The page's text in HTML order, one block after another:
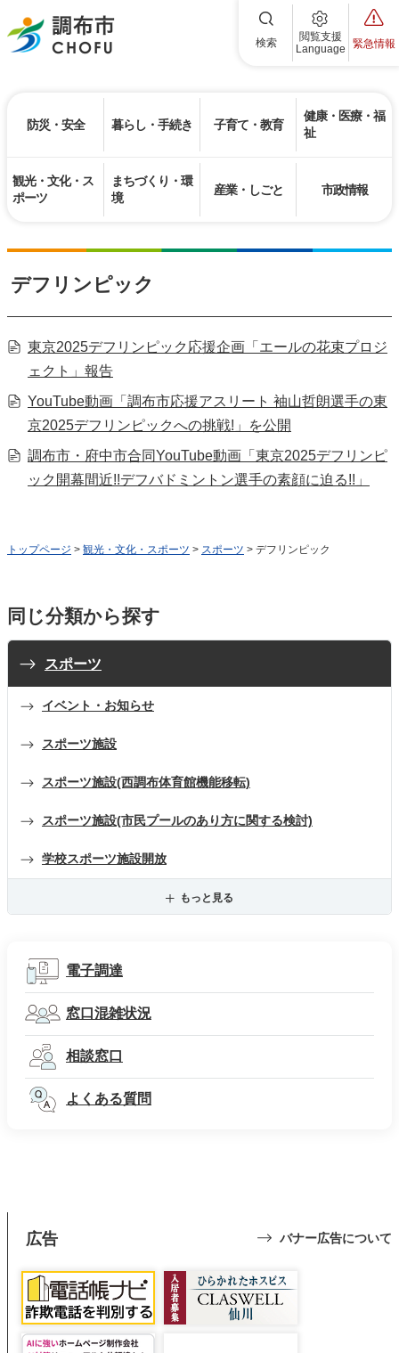
調布市 検索
閲覧支援
Language
緊急情報
防災・安全 暮らし・手続き 子育て・教育
健康・医療・福
祉
観光・文化・ス
ポーツ
まちづくり・環
境
産業・しごと 市政情報
デフリンピック
東京2025デフリンピック応援企画「エールの花束プロジ
ェクト」報告
YouTube動画「調布市応援アスリート 袖山哲朗選手の東
京2025デフリンピックへの挑戦!」を公開
調布市・府中市合同YouTube動画「東京2025デフリンピ
ック開幕間近!!デフバドミントン選手の素顔に迫る!!」
トップページ > 観光・文化・スポーツ > スポーツ > デフリンピック
同じ分類から探す
スポーツ
イベント・お知らせ
スポーツ施設
スポーツ施設(西調布体育館機能移転)
スポーツ施設(市民プールのあり方に関する検討)
学校スポーツ施設開放
もっと見る
電子調達
窓口混雑状況
相談窓口
よくある質問
広告 バナー広告について